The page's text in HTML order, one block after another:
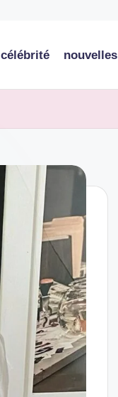
célébrité nouvelles